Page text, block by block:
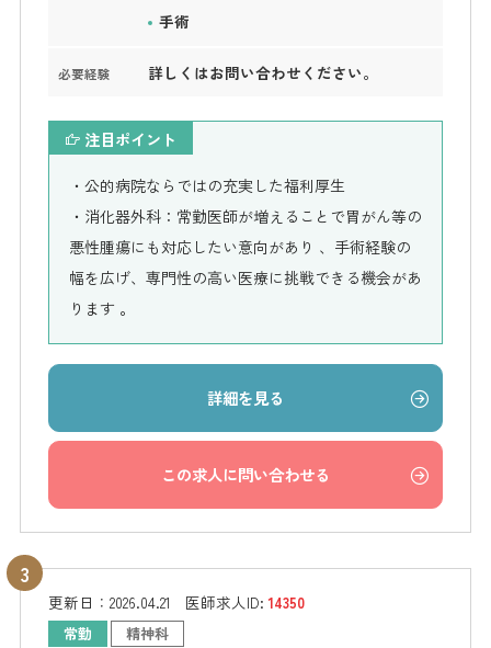
手術
必要経験 詳しくはお問い合わせください。
注目ポイント
・公的病院ならではの充実した福利厚生
・消化器外科：常勤医師が増えることで胃がん等の
悪性腫瘍にも対応したい意向があり 、手術経験の
幅を広げ、専門性の高い医療に挑戦できる機会があ
ります 。
詳細を見る
この求人に問い合わせる
更新日： 2026.04.21 医師求人ID:14350
常勤 精神科